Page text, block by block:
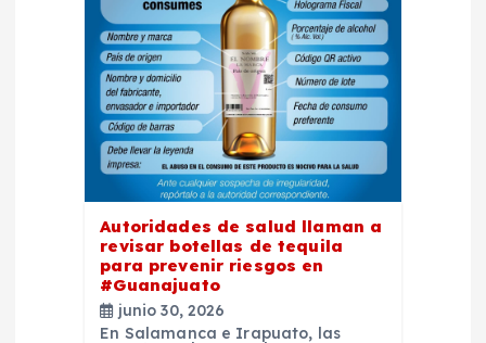
Autoridades de salud llaman a
revisar botellas de tequila
para prevenir riesgos en
#Guanajuato
junio 30, 2026
En Salamanca e Irapuato, las